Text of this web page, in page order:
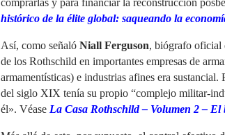
comprarlas y para financiar la reconstrucción
histórico de la élite global: saqueando la
Así, como señaló Niall Ferguson, biógrafo oficial
de los Rothschild en importantes empresas de
armamentísticas) e industrias afines era
del siglo XIX tenía su propio “complejo militar-
él». Véase La Casa Rothschild – Volumen 2 –